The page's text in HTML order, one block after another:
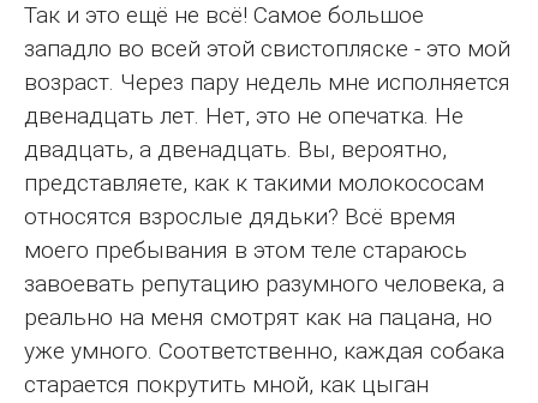
Так и это ещё не всё! Самое большое
западло во всей этой свистопляске - это мой
возраст. Через пару недель мне исполняется
двенадцать лет. Нет, это не опечатка. Не
двадцать, а двенадцать. Вы, вероятно,
представляете, как к такими молокососам
относятся взрослые дядьки? Всё время
моего пребывания в этом теле стараюсь
завоевать репутацию разумного человека, а
реально на меня смотрят как на пацана, но
уже умного. Соответственно, каждая собака
старается покрутить мной, как цыган